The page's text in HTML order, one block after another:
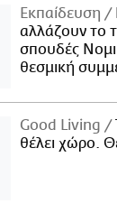
Εκπαίδευση
αλλάζουν το
σπουδές
θεσμική
Good Living
θέλει χώρο.